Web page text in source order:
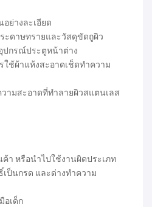
ย่างละเอียด
ะดาษทรายและวัสดุขัดถูผิว
ปกรณ์ประตูหน้าต่าง
ช้ผ้าแห้งสะอาดเช็ดทำความ
ามสะอาดที่ทำลายผิวสแตนเลส
า หรือนำไปใช้งานผิดประเภท
ป็นกรด และด่างทำความ
อเด็ก